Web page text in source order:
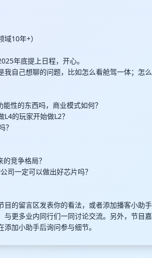
10年+）
年底提上日程，开心。
自己想聊的问题，比如怎么看舱驾一体；怎
性的东西吗，商业模式如何？
的玩家开始做L2？
？
竞争格局？
司一定可以做出好芯片吗？
目的留言区发表你的看法，或者添加播客小助
更多业内同行们一同讨论交流。另外，节目
加小助手后询问参与细节。